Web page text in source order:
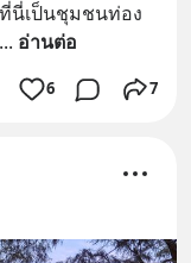
นี่เป็นชุมชนท่อง
... อ่านต่อ
6 7